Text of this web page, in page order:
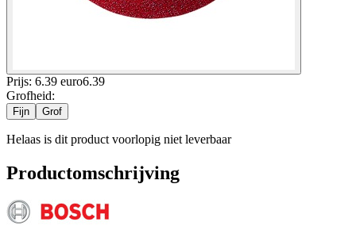
Prijs: 6.39 euro6.39
Grofheid:
Fijn Grof
Helaas is dit product voorlopig niet leverbaar
Productomschrijving